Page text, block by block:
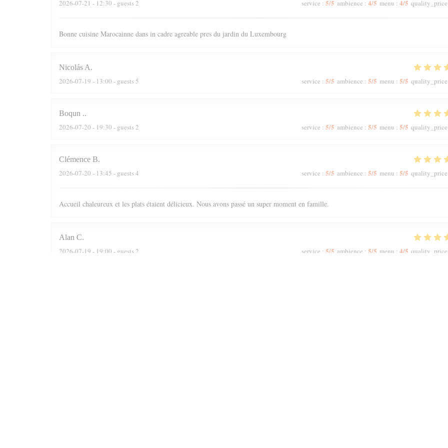
2026-07-21 - 12:30 - guests 2 service : 5/5 ambience : 4/5 menu : 4/5 quality_price
Bonne cuisine Marocainne dans in cadre agreable pres du jardin du Luxembourg
Nicolás A
2026-07-19 - 13:00 - guests 5 service : 5/5 ambience : 5/5 menu : 5/5 quality_price
Boqun .
2026-07-20 - 19:30 - guests 2 service : 5/5 ambience : 5/5 menu : 5/5 quality_price
Clémence B
2026-07-20 - 13:45 - guests 4 service : 5/5 ambience : 5/5 menu : 5/5 quality_price
Accueil chaleureux et les plats étaient délicieux. Nous avons passé un super moment en famille.
Alan C
2026-07-19 - 19:00 - guests 2 service : 5/5 ambience : 5/5 menu : 4/5 quality_price